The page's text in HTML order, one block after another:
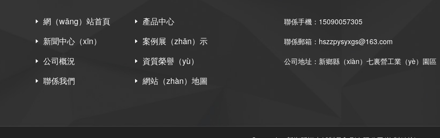
網（wǎng）站首頁
產品中心
新聞中心（xīn）
案例展（zhǎn）示
公司概況
資質榮譽（yù）
聯係我們
網站（zhàn）地圖
聯係手機：15090057305
聯係郵箱：hszzpysyxgs@163.com
公司地址：新鄉縣（xiàn）七裏營工業（yè）園區